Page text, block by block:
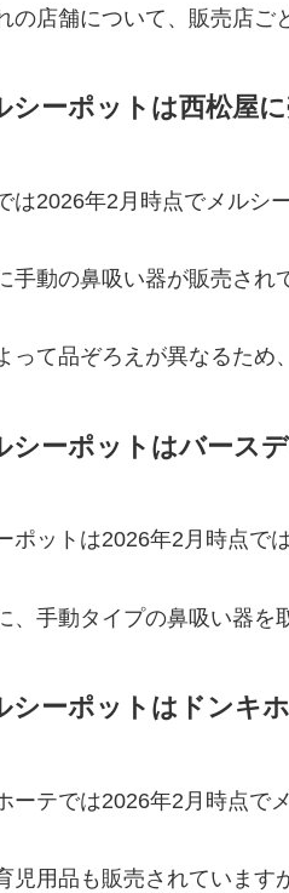
の店舗について、販売店ご
シーポットは西松屋
は2026年2月時点でメルシ
手動の鼻吸い器が販売され
って品ぞろえが異なるため
シーポットはバース
ポットは2026年2月時点で
、手動タイプの鼻吸い器を
シーポットはドンキ
ーテでは2026年2月時点で
児用品も販売されています